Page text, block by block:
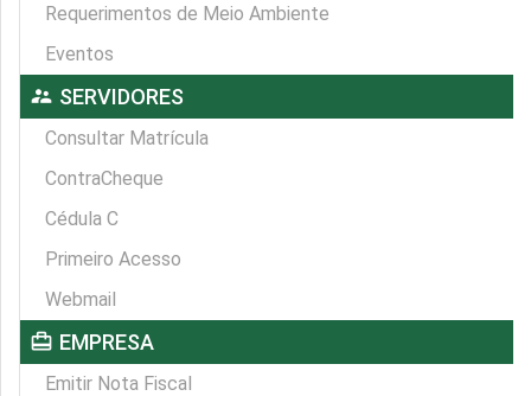
Requerimentos de Meio Ambiente
Eventos
supervisor_account SERVIDORES
Consultar Matrícula
ContraCheque
Cédula C
Primeiro Acesso
Webmail
card_travel EMPRESA
Emitir Nota Fiscal